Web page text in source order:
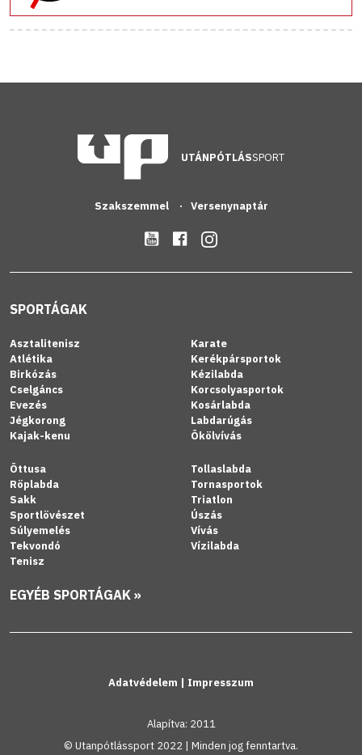
UTÁNPÓTLÁSSPORT
Szakszemmel Versenynaptár
SPORTÁGAK
Asztalitenisz
Atlétika
Birkózás
Cselgáncs
Evezés
Jégkorong
Kajak-kenu
Karate
Kerékpársportok
Kézilabda
Korcsolyasportok
Kosárlabda
Labdarúgás
Ökölvívás
Öttusa
Röplabda
Sakk
Sportlövészet
Súlyemelés
Tekvondó
Tenisz
Tollaslabda
Tornasportok
Triatlon
Úszás
Vívás
Vízilabda
EGYÉB SPORTÁGAK »
Adatvédelem | Impresszum
Alapítva: 2011
© Utanpótlássport 2022 | Minden jog fenntartva.